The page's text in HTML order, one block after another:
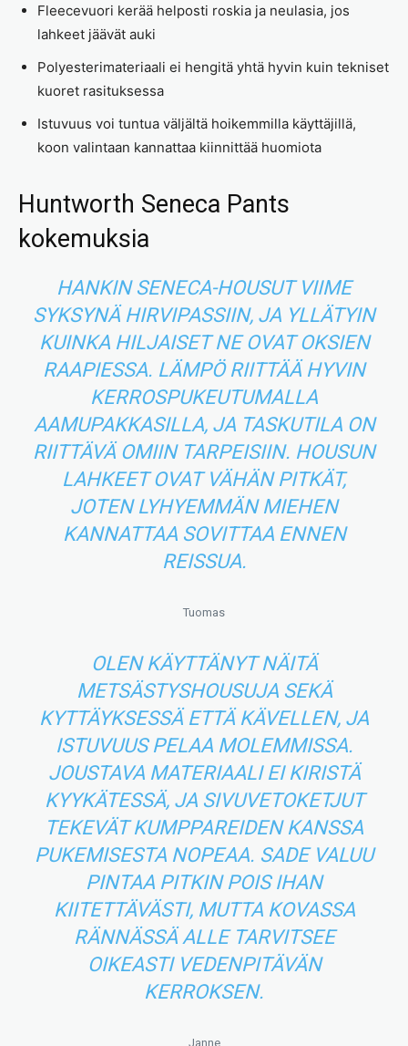
Fleecevuori kerää helposti roskia ja neulasia, jos
lahkeet jäävät auki
Polyesterimateriaali ei hengitä yhtä hyvin kuin tekniset
kuoret rasituksessa
Istuvuus voi tuntua väljältä hoikemmilla käyttäjillä,
koon valintaan kannattaa kiinnittää huomiota
Huntworth Seneca Pants
kokemuksia
HANKIN SENECA-HOUSUT VIIME
SYKSYNÄ HIRVIPASSIIN, JA YLLÄTYIN
KUINKA HILJAISET NE OVAT OKSIEN
RAAPIESSA. LÄMPÖ RIITTÄÄ HYVIN
KERROSPUKEUTUMALLA
AAMUPAKKASILLA, JA TASKUTILA ON
RIITTÄVÄ OMIIN TARPEISIIN. HOUSUN
LAHKEET OVAT VÄHÄN PITKÄT,
JOTEN LYHYEMMÄN MIEHEN
KANNATTAA SOVITTAA ENNEN
REISSUA.
Tuomas
OLEN KÄYTTÄNYT NÄITÄ
METSÄSTYSHOUSUJA SEKÄ
KYTTÄYKSESSÄ ETTÄ KÄVELLEN, JA
ISTUVUUS PELAA MOLEMMISSA.
JOUSTAVA MATERIAALI EI KIRISTÄ
KYYKÄTESSÄ, JA SIVUVETOKETJUT
TEKEVÄT KUMPPAREIDEN KANSSA
PUKEMISESTA NOPEAA. SADE VALUU
PINTAA PITKIN POIS IHAN
KIITETTÄVÄSTI, MUTTA KOVASSA
RÄNNÄSSÄ ALLE TARVITSEE
OIKEASTI VEDENPITÄVÄN
KERROKSEN.
Janne